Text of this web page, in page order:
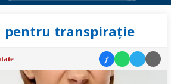
pentru transpirație
f